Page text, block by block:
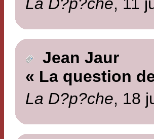
Jean Jaur
« La question
La D?p?che, 18